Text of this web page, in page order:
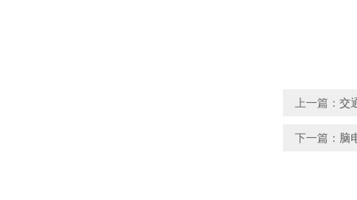
上一篇： 交
下一篇： 脑